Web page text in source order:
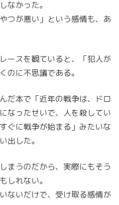
なかった。
つが悪い」という感情も、あ
ースを観ていると、「犯人が
のに不思議である。
だ本で「近年の戦争は、ドロ
なったせいで、人を殺してい
ぐに戦争が始まる」みたいな
出した。
まうのだから、実際にもそう
しれない。
ないだけで、受け取る感情が